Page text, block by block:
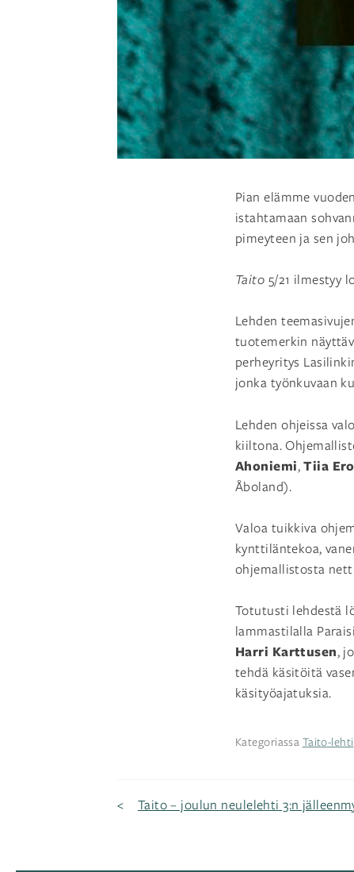
Pian elämme
istahtamaan
pimeyteen ja sen
Taito 5/21 ilmestyy
Lehden
tuotemerkin
perheyritys
jonka työnkuvaan
Lehden ohjeissa
kiiltona.
Ahoniemi,Tiia
Åboland).
Valoa tuikkiva
kynttiläntekoa,
ohjemallistosta
Totutusti lehdestä
lammastilalla
Harri Karttusen,
tehdä käsitöitä
käsityöajatuksia.
Kategoriassa Taito-lehti
Artikkelien
Taito – joulun neulelehti 3:n